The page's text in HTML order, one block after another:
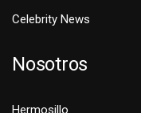
Celebrity News
Nosotros
Hermosillo